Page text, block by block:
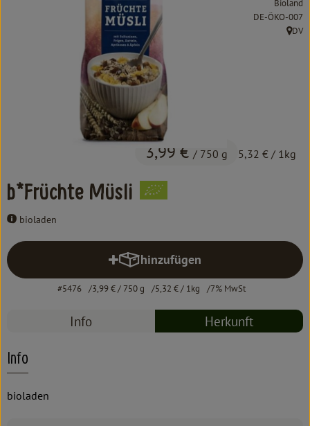
Erleben
b*Früchte Müsli
bioladen
3,99 € / 750 g 5,32 € / 1kg
Bioland
, Kontrollstelle:
DE-ÖKO-007
,DV
hinzufügen
Produkt zum Warenkorb
#5476 3,99 €/ 750 g 5,32 €/ 1kg 7% MwSt
Info Herkunft
Info
bioladen